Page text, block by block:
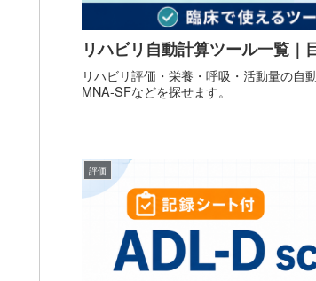
リハビリ自動計算ツール一覧｜
リハビリ評価・栄養・呼吸・活動量の自
MNA-SFなどを探せます。
評価